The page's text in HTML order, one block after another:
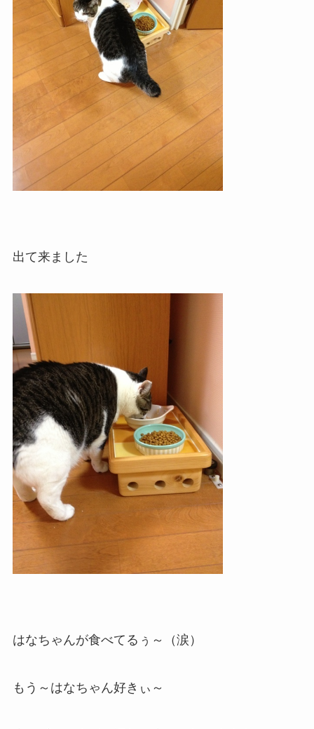
出て来ました
はなちゃんが食べてるぅ～（涙）
もう～はなちゃん好きぃ～